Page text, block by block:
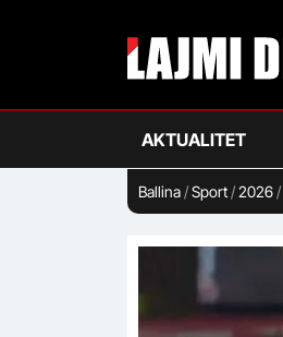
AKTUALITET
Ballina/Sport/2026/